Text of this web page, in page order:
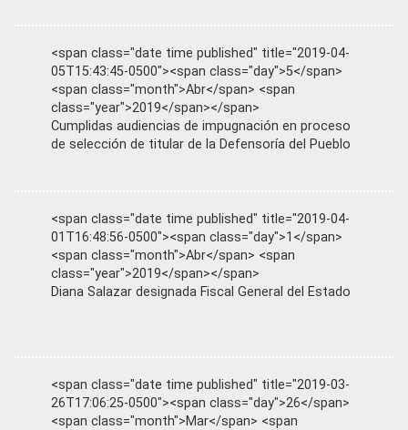
<span class="date time published" title="2019-04-
05T15:43:45-0500"><span class="day">5</span>
<span class="month">Abr</span> <span
class="year">2019</span></span>
Cumplidas audiencias de impugnación en proceso
de selección de titular de la Defensoría del Pueblo
<span class="date time published" title="2019-04-
01T16:48:56-0500"><span class="day">1</span>
<span class="month">Abr</span> <span
class="year">2019</span></span>
Diana Salazar designada Fiscal General del Estado
<span class="date time published" title="2019-03-
26T17:06:25-0500"><span class="day">26</span>
<span class="month">Mar</span> <span